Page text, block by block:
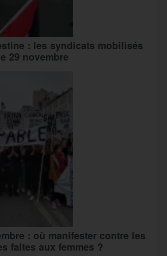
: les syndicats mobilisés
29 novembre
: où manifester contre les
faites aux femmes ?